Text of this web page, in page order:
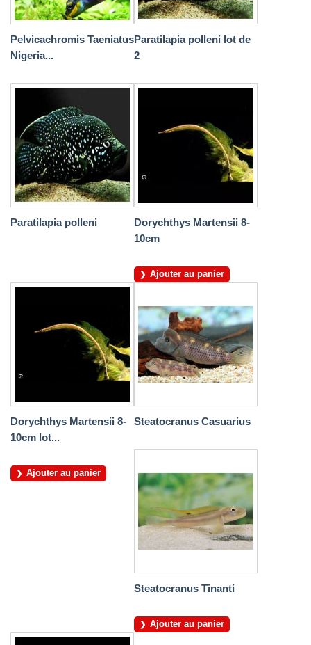
Pelvicachromis Taeniatus
Nigeria...
Paratilapia polleni lot de
2
Paratilapia polleni
Dorychthys Martensii 8-
10cm
Ajouter au panier
Dorychthys Martensii 8-
10cm lot...
Ajouter au panier
Steatocranus Casuarius
Steatocranus Tinanti
Ajouter au panier